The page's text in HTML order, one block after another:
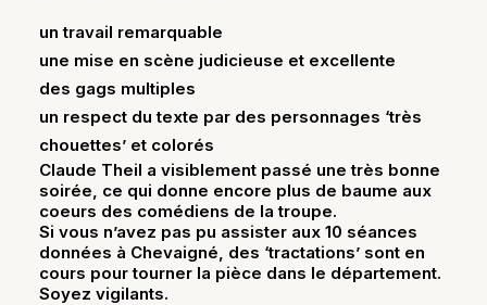
un travail remarquable
une mise en scène judicieuse et excellente
des gags multiples
un respect du texte par des personnages ‘très
chouettes’ et colorés
Claude Theil a visiblement passé une très bonne
soirée, ce qui donne encore plus de baume aux
coeurs des comédiens de la troupe.
Si vous n’avez pas pu assister aux 10 séances
données à Chevaigné, des ‘tractations’ sont en
cours pour tourner la pièce dans le département.
Soyez vigilants.